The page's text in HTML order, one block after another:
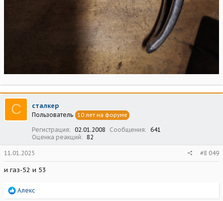
С сталкер
Пользователь 10 лет на форуме
Регистрация 02.01.2008 Сообщения
641
Оценка реакций
82
11.01.2025 #8 049
и газ-52 и 53
Р
Алекс